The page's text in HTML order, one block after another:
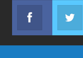
Facebook
Abonează-te